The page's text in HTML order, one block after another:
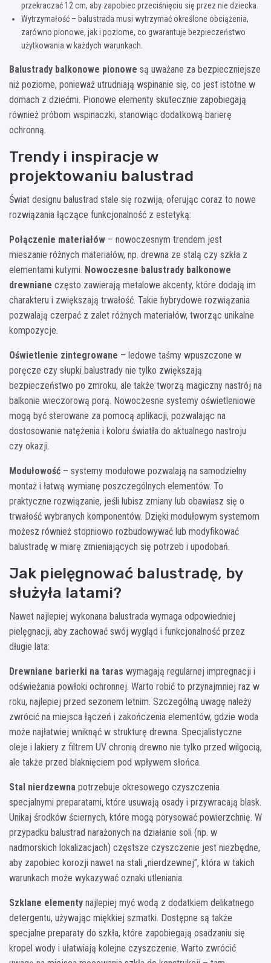
przekraczać 12 cm, aby zapobiec przeciśnięciu się przez nie dziecka.
Wytrzymałość – balustrada musi wytrzymać określone obciążenia,
zarówno pionowe, jak i poziome, co gwarantuje bezpieczeństwo
użytkowania w każdych warunkach.
Balustrady balkonowe pionowe są uważane za bezpieczniejsze
niż poziome, ponieważ utrudniają wspinanie się, co jest istotne w
domach z dziećmi. Pionowe elementy skutecznie zapobiegają
również próbom wspinaczki, stanowiąc dodatkową barierę
ochronną.
Trendy i inspiracje w
projektowaniu balustrad
Świat designu balustrad stale się rozwija, oferując coraz to nowe
rozwiązania łączące funkcjonalność z estetyką:
Połączenie materiałów – nowoczesnym trendem jest
mieszanie różnych materiałów, np. drewna ze stalą czy szkła z
elementami kutymi. Nowoczesne balustrady balkonowe
drewniane często zawierają metalowe akcenty, które dodają im
charakteru i zwiększają trwałość. Takie hybrydowe rozwiązania
pozwalają czerpać z zalet różnych materiałów, tworząc unikalne
kompozycje.
Oświetlenie zintegrowane – ledowe taśmy wpuszczone w
poręcze czy słupki balustrady nie tylko zwiększają
bezpieczeństwo po zmroku, ale także tworzą magiczny nastrój na
balkonie wieczorową porą. Nowoczesne systemy oświetleniowe
mogą być sterowane za pomocą aplikacji, pozwalając na
dostosowanie natężenia i koloru światła do aktualnego nastroju
czy okazji.
Modułowość – systemy modułowe pozwalają na samodzielny
montaż i łatwą wymianę poszczególnych elementów. To
praktyczne rozwiązanie, jeśli lubisz zmiany lub obawiasz się o
trwałość wybranych komponentów. Dzięki modułowym systemom
możesz również stopniowo rozbudowywać lub modyfikować
balustradę w miarę zmieniających się potrzeb i upodobań.
Jak pielęgnować balustradę, by
służyła latami?
Nawet najlepiej wykonana balustrada wymaga odpowiedniej
pielęgnacji, aby zachować swój wygląd i funkcjonalność przez
długie lata:
Drewniane barierki na taras wymagają regularnej impregnacji i
odświeżania powłoki ochronnej. Warto robić to przynajmniej raz w
roku, najlepiej przed sezonem letnim. Szczególną uwagę należy
zwrócić na miejsca łączeń i zakończenia elementów, gdzie woda
może najłatwiej wniknąć w strukturę drewna. Specjalistyczne
oleje i lakiery z filtrem UV chronią drewno nie tylko przed wilgocią,
ale także przed blaknięciem pod wpływem słońca.
Stal nierdzewna potrzebuje okresowego czyszczenia
specjalnymi preparatami, które usuwają osady i przywracają blask.
Unikaj środków ściernych, które mogą porysować powierzchnię. W
przypadku balustrad narażonych na działanie soli (np. w
nadmorskich lokalizacjach) częstsze czyszczenie jest niezbędne,
aby zapobiec korozji nawet na stali „nierdzewnej”, która w takich
warunkach może wykazywać oznaki utleniania.
Szklane elementy najlepiej myć wodą z dodatkiem delikatnego
detergentu, używając miękkiej szmatki. Dostępne są także
specjalne preparaty do szkła, które zapobiegają osadzaniu się
kropel wody i ułatwiają kolejne czyszczenie. Warto zwrócić